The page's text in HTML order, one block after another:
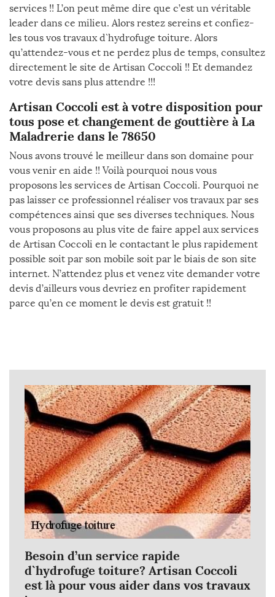
services !! L’on peut même dire que c’est un véritable
leader dans ce milieu. Alors restez sereins et confiez-
les tous vos travaux d`hydrofuge toiture. Alors
qu’attendez-vous et ne perdez plus de temps, consultez
directement le site de Artisan Coccoli !! Et demandez
votre devis sans plus attendre !!!
Artisan Coccoli est à votre disposition pour
tous pose et changement de gouttière à La
Maladrerie dans le 78650
Nous avons trouvé le meilleur dans son domaine pour
vous venir en aide !! Voilà pourquoi nous vous
proposons les services de Artisan Coccoli. Pourquoi ne
pas laisser ce professionnel réaliser vos travaux par ses
compétences ainsi que ses diverses techniques. Nous
vous proposons au plus vite de faire appel aux services
de Artisan Coccoli en le contactant le plus rapidement
possible soit par son mobile soit par le biais de son site
internet. N’attendez plus et venez vite demander votre
devis d’ailleurs vous devriez en profiter rapidement
parce qu’en ce moment le devis est gratuit !!
Besoin d’un service rapide
d`hydrofuge toiture? Artisan Coccoli
est là pour vous aider dans vos travaux